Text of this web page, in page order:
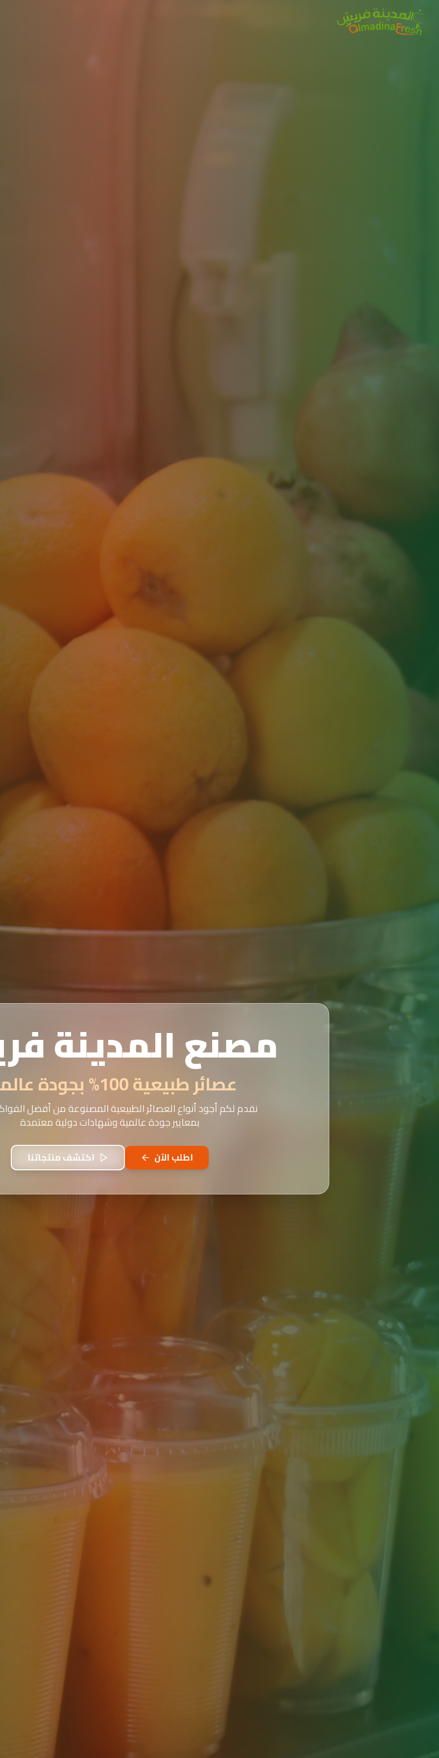
مصنع المدينة
عصائر طبيعية 100% بجودة عالمية
نقدم لكم أجود أنواع العصائر الطبيعية المصنوعة من أفضل
بمعايير جودة عالمية وشهادات دولية معتمدة
اطلب الآن اكتشف منتجاتنا